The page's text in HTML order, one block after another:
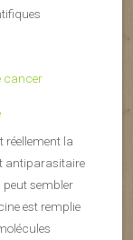
réellement la
antiparasitaire
sembler
est remplie